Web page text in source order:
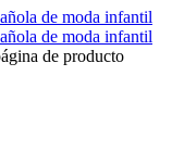
de producto